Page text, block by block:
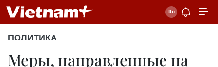
ПОЛИТИКА
Меры, направленные на